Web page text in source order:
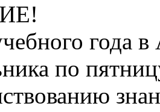
года
по